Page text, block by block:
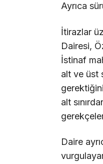
Ayrıca
İtirazlar
Dairesi,
İstinaf
alt ve üst
alt
Daire